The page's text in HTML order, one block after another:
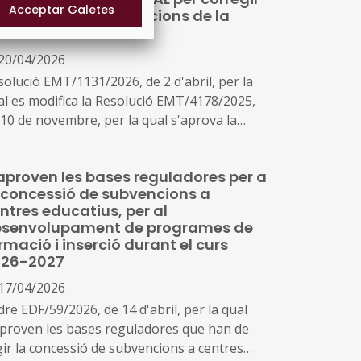
en centres públics de Catalunya,
entre l'1 de gener de 2021 i el 21 d'abril
en el marc del Pla de recuperació,
i resiliència, finançat per la Unió
Next Generation EU
càlcul de les subvencions de la
dual
04/2026
EMT/1131/2026, de 2 d'abril, per la
es modifica la Resolució EMT/4178/2025,
de novembre, per la qual s'aprova la
Formació Professional Ocupacional
(SOC-FPODUAL) (ref. BDNS 868065)
les bases reguladores per a
de subvencions a
educatius, per al
de programes de
i inserció durant el curs
2027
17/04/2026
EDF/59/2026, de 14 d'abril, per la qual
les bases reguladores que han de
la concessió de subvencions a centres